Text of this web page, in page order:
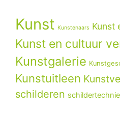
Kunst Kunstenaars Kunst
Kunst en cultuur
Kunstgalerie
Kunstuitleen
schilderen